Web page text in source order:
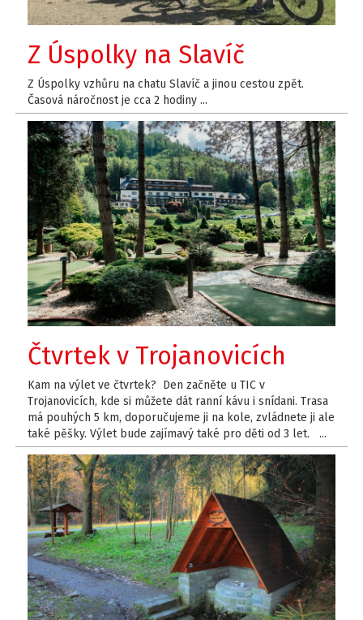
Z Úspolky na Slavíč
Z Úspolky vzhůru na chatu Slavíč a jinou cestou zpět.
Časová náročnost je cca 2 hodiny ...
Čtvrtek v Trojanovicích
Kam na výlet ve čtvrtek? Den začněte u TIC v
Trojanovicích, kde si můžete dát ranní kávu i snídani. Trasa
má pouhých 5 km, doporučujeme ji na kole, zvládnete ji ale
také pěšky. Výlet bude zajímavý také pro děti od 3 let. ...